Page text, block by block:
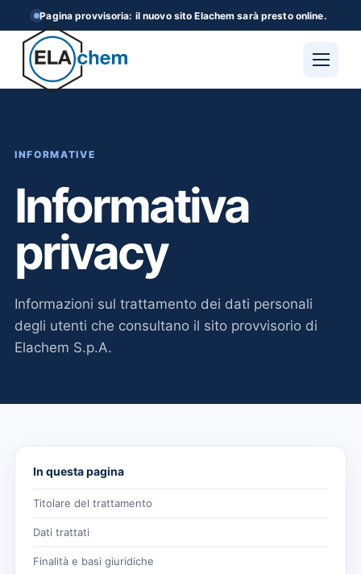
Pagina provvisoria: il nuovo sito Elachem sarà presto online.
INFORMATIVE
Informativa
privacy
Informazioni sul trattamento dei dati personali
degli utenti che consultano il sito provvisorio di
Elachem S.p.A.
In questa pagina
Titolare del trattamento
Dati trattati
Finalità e basi giuridiche